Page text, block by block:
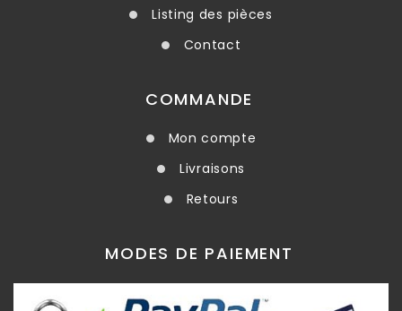
Listing des pièces
Contact
COMMANDE
Mon compte
Livraisons
Retours
MODES DE PAIEMENT